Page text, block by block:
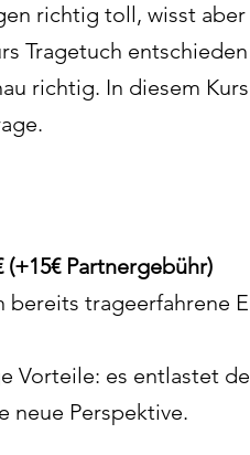
richtig toll, wisst
Tragetuch
richtig. In diesem
Partnergebühr)
trageerfahrene
Vorteile: es entlastet
neue Perspektive.